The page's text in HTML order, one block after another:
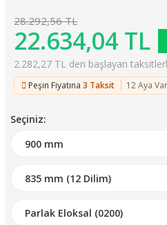
28.292,56 TL
22.634,04 TL
2.282,27 TL den başlayan
Peşin Fiyatına 3 Taksit 12 Aya
Seçiniz: